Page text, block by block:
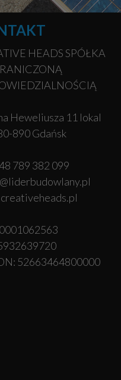
HEADS SPÓŁKA
Heweliusza 11 lokal
890 Gdańsk
789 382 099
52663464800000